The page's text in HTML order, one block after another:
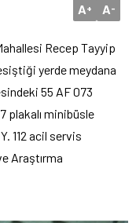
A+ A-
Recep Tayyip
yerde meydana
55 AF 073
plakalı minibüsle
112 acil servis
Araştırma